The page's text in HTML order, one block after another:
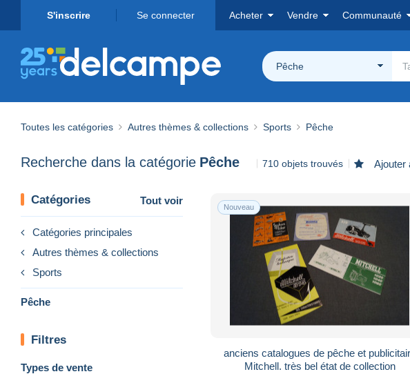
S'inscrire Se connecter Acheter Vendre Communauté
Pêche
Toutes les catégories Autres thèmes & collections Sports Pêche
Recherche dans la catégorie Pêche 710 objets trouvés Ajouter
Catégories Tout voir
Catégories principales
Autres thèmes & collections
Sports
Pêche
Filtres
Types de vente
Nouveau
anciens catalogues de pêche et
Mitchell. très bel état de collection